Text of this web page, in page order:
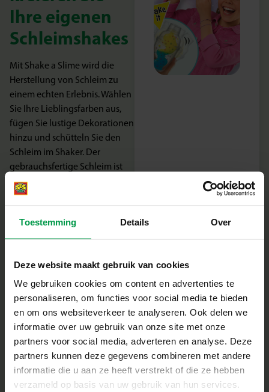
Toestemming Details Over
Deze website maakt gebruik van cookies
We gebruiken cookies om content en advertenties te
personaliseren, om functies voor social media te bieden
en om ons websiteverkeer te analyseren. Ook delen we
informatie over uw gebruik van onze site met onze
partners voor social media, adverteren en analyse. Deze
partners kunnen deze gegevens combineren met andere
informatie die u aan ze heeft verstrekt of die ze hebben
verzameld op basis van uw gebruik van hun services.
Ihre eigenen
Schleimshakes
Mit Shake a Slime wird die
Herstellung von Schleim zu
einem echten Erlebnis. Wählen
Sie Ihre Lieblingsfarben aus,
fügen Sie lustige Dekorationen
hinzu und schütteln Sie den
Schleim im Shaker. Der
gebrauchsfertige Schleim ist
sofort einsatzbereit,
abwaschbar und glutenfrei, so
Jeder Schüttelvorgang ist
anders, so dass die Kinder
mischen und neu beginnen
können.
Das
unentbehrliche
Schleimspielzeug
für alle